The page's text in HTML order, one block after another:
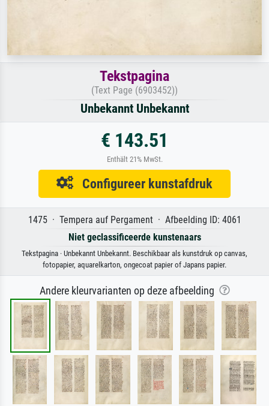
Tekstpagina
(Text Page (6903452))
Unbekannt Unbekannt
€ 143.51
Enthält 21% MwSt.
Configureer kunstafdruk
1475 · Tempera auf Pergament · Afbeelding ID: 4061
Niet geclassificeerde kunstenaars
Tekstpagina · Unbekannt Unbekannt. Beschikbaar als kunstdruk op canvas,
fotopapier, aquarelkarton, ongecoat papier of Japans papier.
Andere kleurvarianten op deze afbeelding